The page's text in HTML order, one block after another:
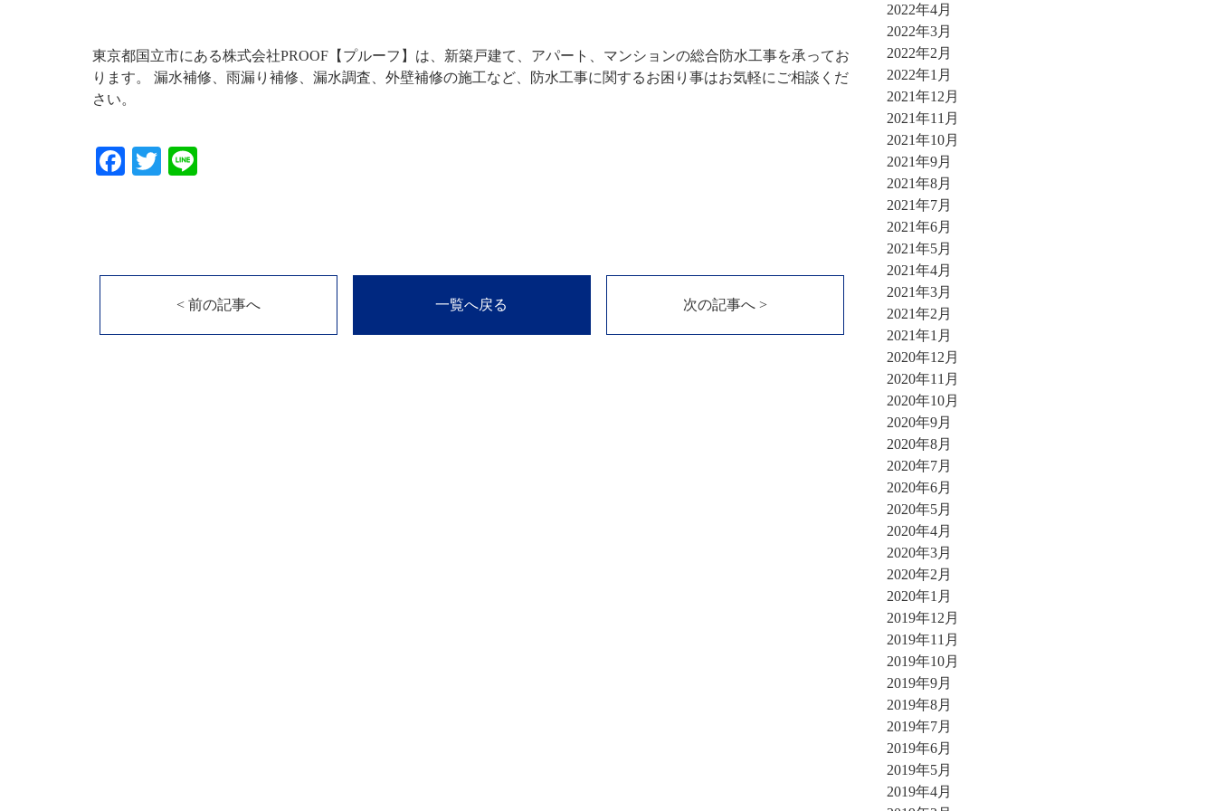
東京都国立市にある株式会社PROOF【プルーフ】は、新築戸建て、アパート、マンションの総合防水工事を承ってお
ります。 漏水補修、雨漏り補修、漏水調査、外壁補修の施工など、防水工事に関するお困り事はお気軽にご相談くだ
さい。
Facebook
Twitter
< 前の記事へ 一覧へ戻る 次の記事へ >
2022年4月
2022年3月
2022年2月
2022年1月
2021年12月
2021年11月
2021年10月
2021年9月
2021年8月
2021年7月
2021年6月
2021年5月
2021年4月
2021年3月
2021年2月
2021年1月
2020年12月
2020年11月
2020年10月
2020年9月
2020年8月
2020年7月
2020年6月
2020年5月
2020年4月
2020年3月
2020年2月
2020年1月
2019年12月
2019年11月
2019年10月
2019年9月
2019年8月
2019年7月
2019年6月
2019年5月
2019年4月